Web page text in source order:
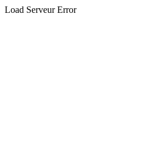
Load Serveur Error